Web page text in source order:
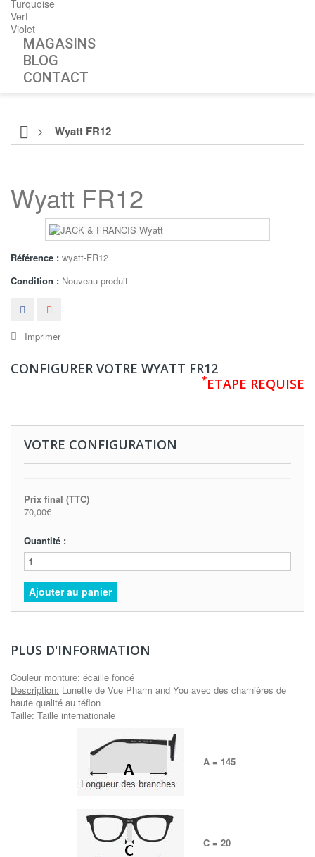
Turquoise
Vert
Violet
MAGASINS
BLOG
CONTACT
> Wyatt FR12
Wyatt FR12
Référence : wyatt-FR12
Condition : Nouveau produit
Imprimer
CONFIGURER VOTRE WYATT FR12
*ETAPE REQUISE
VOTRE CONFIGURATION
Prix final (TTC)
70,00€
Quantité :
Ajouter au panier
PLUS D'INFORMATION
Couleur monture: écaille foncé
Description: Lunette de Vue Pharm and You avec des charnières de
haute qualité au téflon
Taille: Taille internationale
A = 145
C = 20